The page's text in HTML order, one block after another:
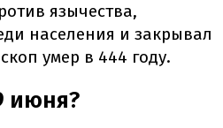
язычества,
населения и закрывал
умер в 444 году.
июня?